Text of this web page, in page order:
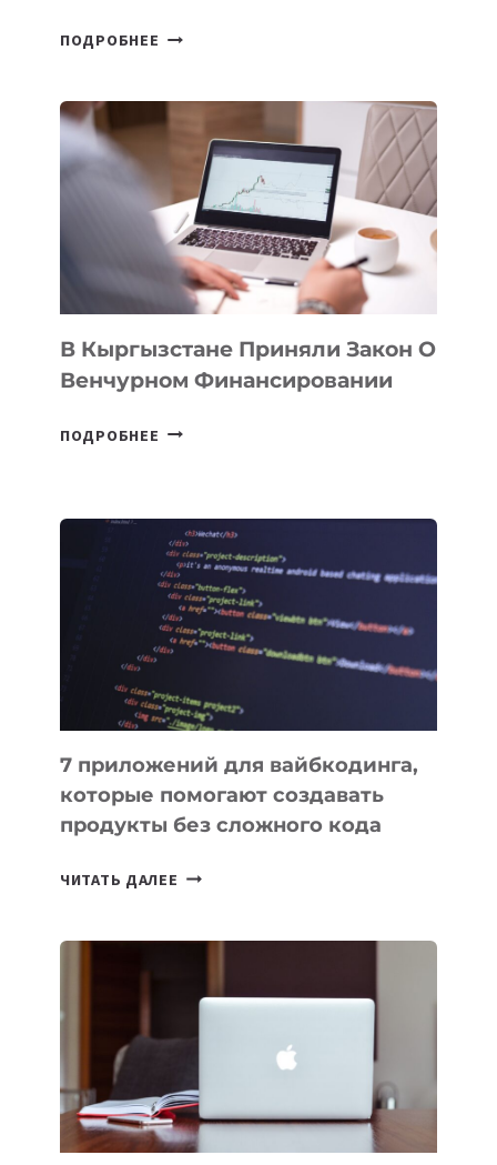
ПОДРОБНЕЕ
FINANCE
&
TECHNOLOGY
FORUM
В Кыргызстане Приняли Закон О
Венчурном Финансировании
ПОДРОБНЕЕ В
О
ВЕНЧУРНОМ
ФИНАНСИРОВАНИИ
7 приложений для вайбкодинга,
которые помогают создавать
продукты без сложного кода
ЧИТАТЬ ДАЛЕЕ 7
ПОМОГАЮТ
СОЗДАВАТЬ
БЕЗ
СЛОЖНОГО
КОДА